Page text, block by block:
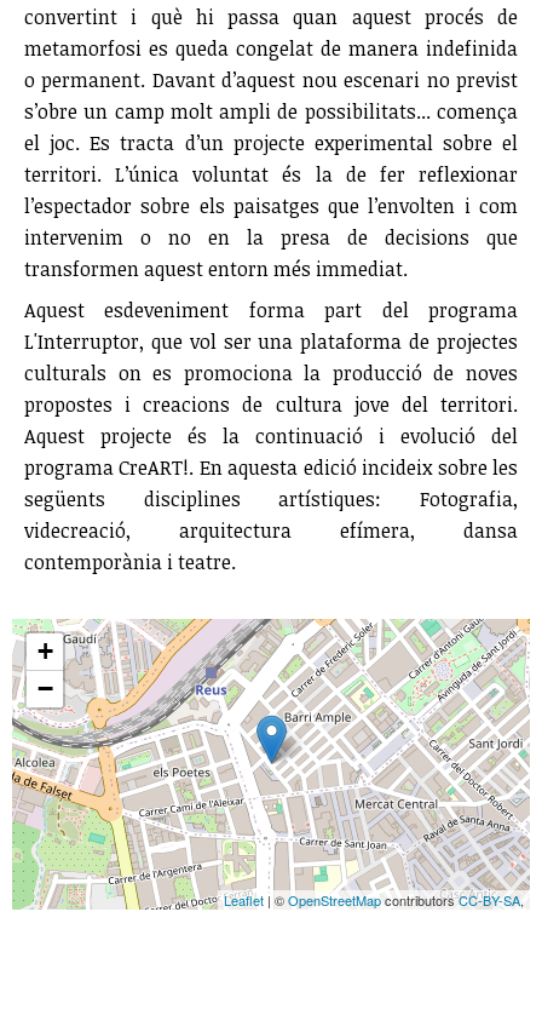
convertint i què hi passa quan aquest procés de
metamorfosi es queda congelat de manera indefinida
o permanent. Davant d’aquest nou escenari no previst
s’obre un camp molt ampli de possibilitats... comença
el joc. Es tracta d’un projecte experimental sobre el
territori. L’única voluntat és la de fer reflexionar
l’espectador sobre els paisatges que l’envolten i com
intervenim o no en la presa de decisions que
transformen aquest entorn més immediat.
Aquest esdeveniment forma part del programa
L'Interruptor, que vol ser una plataforma de projectes
culturals on es promociona la producció de noves
propostes i creacions de cultura jove del territori.
Aquest projecte és la continuació i evolució del
programa CreART!. En aquesta edició incideix sobre les
següents disciplines artístiques: Fotografia,
videcreació, arquitectura efímera, dansa
contemporània i teatre.
+
−
Leaflet | ©OpenStreetMapcontributorsCC-BY-SA,